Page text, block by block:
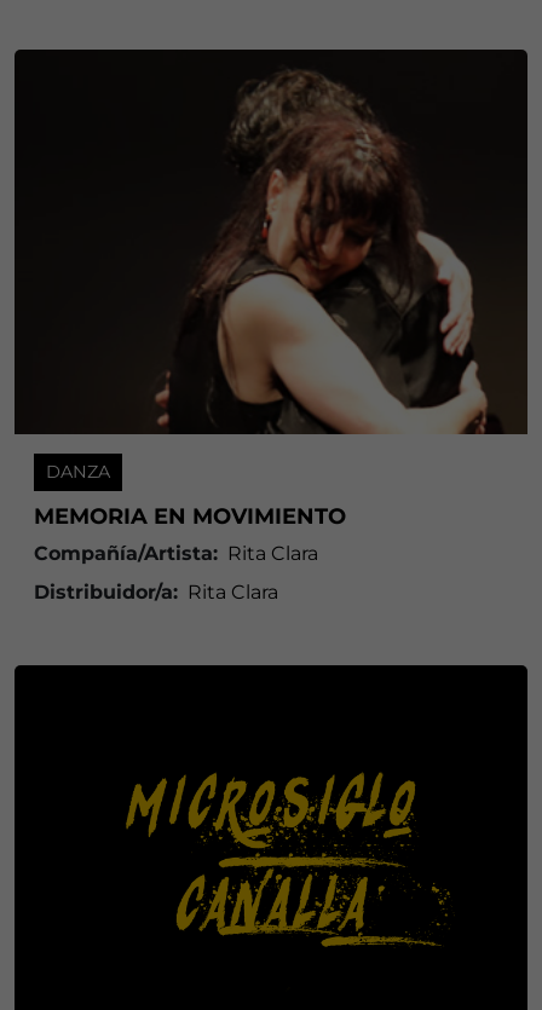
DANZA
MEMORIA EN MOVIMIENTO
Compañía/Artista: Rita Clara
Distribuidor/a: Rita Clara